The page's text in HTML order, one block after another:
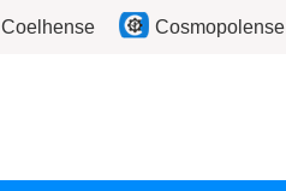
Coelhense Cosmopolense